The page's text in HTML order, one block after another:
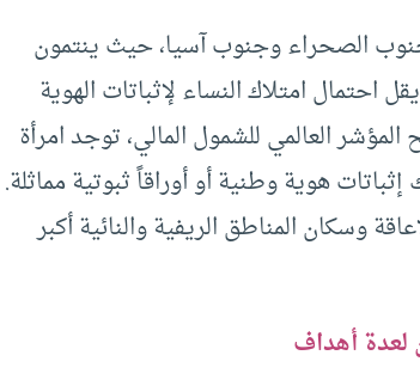
جنوب الصحراء وجنوب آسيا، حيث ينتمون
احتمال امتلاك النساء لإثباتات الهوية
العالمي للشمول المالي، توجد امرأة
هوية وطنية أو أوراقاً ثبوتية مماثلة.
وسكان المناطق الريفية والنائية أكبر
لعدة أهداف